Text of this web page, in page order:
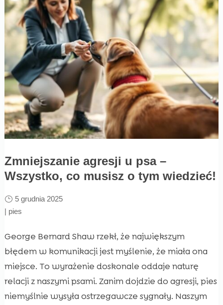
Zmniejszanie agresji u psa –
Wszystko, co musisz o tym wiedzieć!
5 grudnia 2025
| pies
George Bernard Shaw rzekł, że największym
błędem w komunikacji jest myślenie, że miała ona
miejsce. To wyrażenie doskonale oddaje naturę
relacji z naszymi psami. Zanim dojdzie do agresji, pies
niemyślnie wysyła ostrzegawcze sygnały. Naszym